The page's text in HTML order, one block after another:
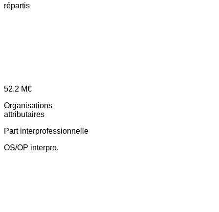
répartis
52.2 M€
Organisations
attributaires
Part interprofessionnelle
OS/OP interpro.